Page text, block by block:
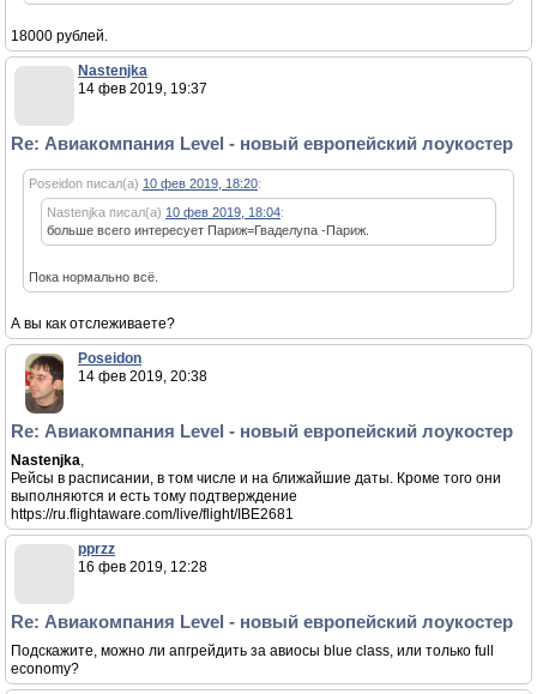
18000 рублей.
Nastenjka
14 фев 2019, 19:37
Re: Авиакомпания Level - новый европейский лоукостер
Poseidon писал(а) 10 фев 2019, 18:20:
Nastenjka писал(а) 10 фев 2019, 18:04:
больше всего интересует Париж=Гваделупа -Париж.
Пока нормально всё.
А вы как отслеживаете?
Poseidon
14 фев 2019, 20:38
Re: Авиакомпания Level - новый европейский лоукостер
Nastenjka,
Рейсы в расписании, в том числе и на ближайшие даты. Кроме того они
выполняются и есть тому подтверждение
https://ru.flightaware.com/live/flight/IBE2681
pprzz
16 фев 2019, 12:28
Re: Авиакомпания Level - новый европейский лоукостер
Подскажите, можно ли апгрейдить за авиосы blue class, или только full
economy?